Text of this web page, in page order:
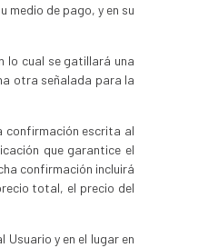
medio de pago, y en su
lo cual se gatillará una
otra señalada para la
confirmación escrita al
que garantice el
confirmación incluirá
total, el precio del
y en el lugar en